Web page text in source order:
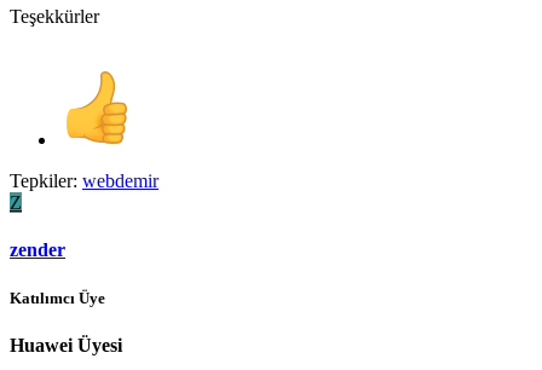
Teşekkürler
Tepkiler: webdemir
Z
zender
Katılımcı Üye
Huawei Üyesi